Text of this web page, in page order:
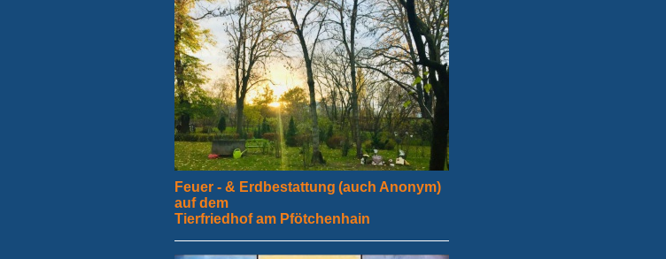
Feuer - & Erdbestattung (auch Anonym)
auf dem
Tierfriedhof am Pfötchenhain